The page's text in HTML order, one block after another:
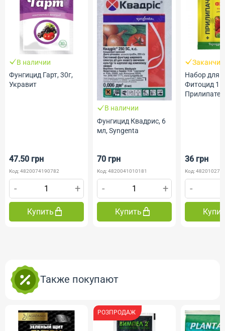
В наличии
Фунгицид Гарт, 30г,
Укравит
47.50 грн
Код: 4820074190782
- +
Купить
В наличии
Фунгицид Квадрис, 6
мл, Syngenta
70 грн
Код: 4820041010181
- +
Купить
Набор для
Фитоцид 15
36 грн
Код:
-
Также покупают
РОЗПРОДАЖ